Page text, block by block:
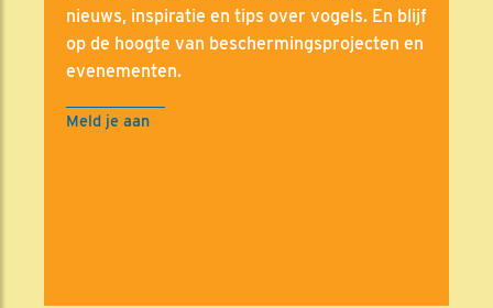
nieuws, inspiratie en tips over vogels. En blijf
op de hoogte van beschermingsprojecten en
evenementen.
Meld je aan